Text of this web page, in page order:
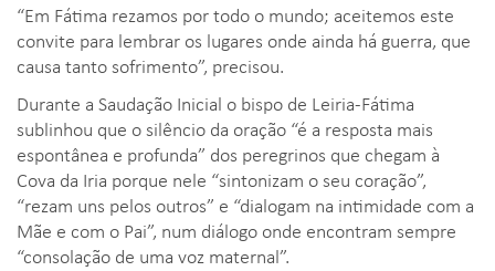
“Em Fátima rezamos por todo o mundo; aceitemos este
convite para lembrar os lugares onde ainda há guerra, que
causa tanto sofrimento”, precisou.
Durante a Saudação Inicial o bispo de Leiria-Fátima
sublinhou que o silêncio da oração “é a resposta mais
espontânea e profunda” dos peregrinos que chegam à
Cova da Iria porque nele “sintonizam o seu coração”,
“rezam uns pelos outros” e “dialogam na intimidade com a
Mãe e com o Pai”, num diálogo onde encontram sempre
“consolação de uma voz maternal”.